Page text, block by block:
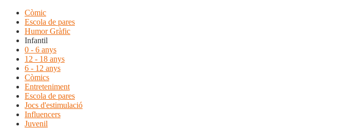
Còmic
Escola de pares
Humor Gràfic
Infantil
0 - 6 anys
12 - 18 anys
6 - 12 anys
Còmics
Entreteniment
Escola de pares
Jocs d'estimulació
Influencers
Juvenil